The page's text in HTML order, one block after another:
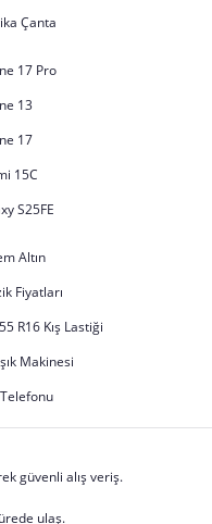
Çanta
17 Pro
13
17
15C
S25FE
Altın
Fiyatları
R16 Kış Lastiği
Makinesi
güvenli alış veriş.
ulaş.